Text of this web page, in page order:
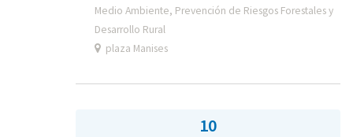
Medio Ambiente, Prevención de Riesgos Forestales y
Desarrollo Rural
plaza Manises
10